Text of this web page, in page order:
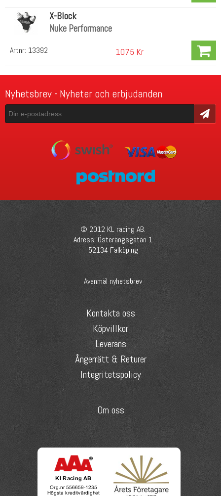
Artnr: 13392
X-Block
Nuke Performance
1075 Kr
Nyhetsbrev - Nyheter och erbjudanden
Skicka
© 2012 KL racing AB.
Adress: Österängsgatan 1
52134 Falköping
Avanmäl nyhetsbrev
Kontakta oss
Köpvillkor
Leverans
Ångerrätt & Returer
Integritetspolicy
Om oss